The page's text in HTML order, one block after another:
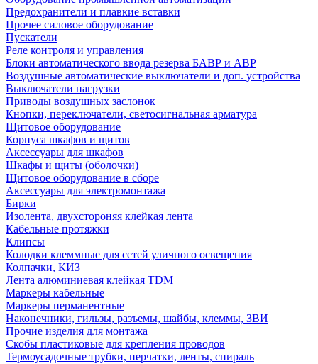
Предохранители и плавкие вставки
Прочее силовое оборудование
Пускатели
Реле контроля и управления
Блоки автоматического ввода резерва БАВР и АВР
Воздушные автоматические выключатели и доп. устройства
Выключатели нагрузки
Приводы воздушных заслонок
Кнопки, переключатели, светосигнальная арматура
Щитовое оборудование
Корпуса шкафов и щитов
Аксессуары для шкафов
Шкафы и щиты (оболочки)
Щитовое оборудование в сборе
Аксессуары для электромонтажа
Бирки
Изолента, двухстороняя клейкая лента
Кабельные протяжки
Клипсы
Колодки клеммные для сетей уличного освещения
Колпачки, КИЗ
Лента алюминиевая клейкая TDM
Маркеры кабельные
Маркеры перманентные
Наконечники, гильзы, разъемы, шайбы, клеммы, ЗВИ
Прочие изделия для монтажа
Скобы пластиковые для крепления проводов
Термоусадочные трубки, перчатки, ленты, спираль